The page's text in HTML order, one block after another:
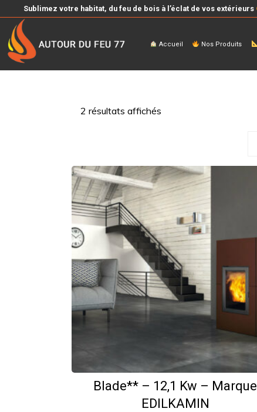
Sublimez votre habitat, du feu de bois à l’éclat de vos extérieurs
Accueil Nos Produits
2 résultats affichés
Blade** – 12,1 Kw – Marque
EDILKAMIN